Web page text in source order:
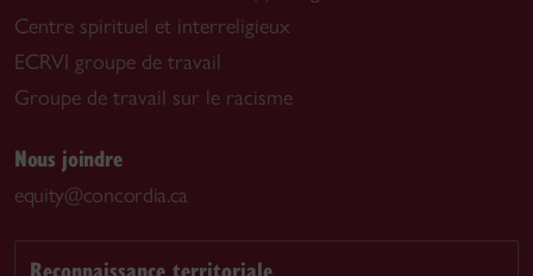
Centre spirituel et interreligieux
ECRVI groupe de travail
Groupe de travail sur le racisme
Nous joindre
equity@concordia.ca
Reconnaissance territoriale